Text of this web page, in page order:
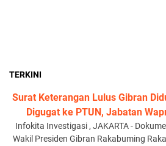
TERKINI
Surat Keterangan Lulus Gibran
Digugat ke PTUN, Jabatan
Infokita Investigasi , JAKARTA -
Wakil Presiden Gibran Rakabuming